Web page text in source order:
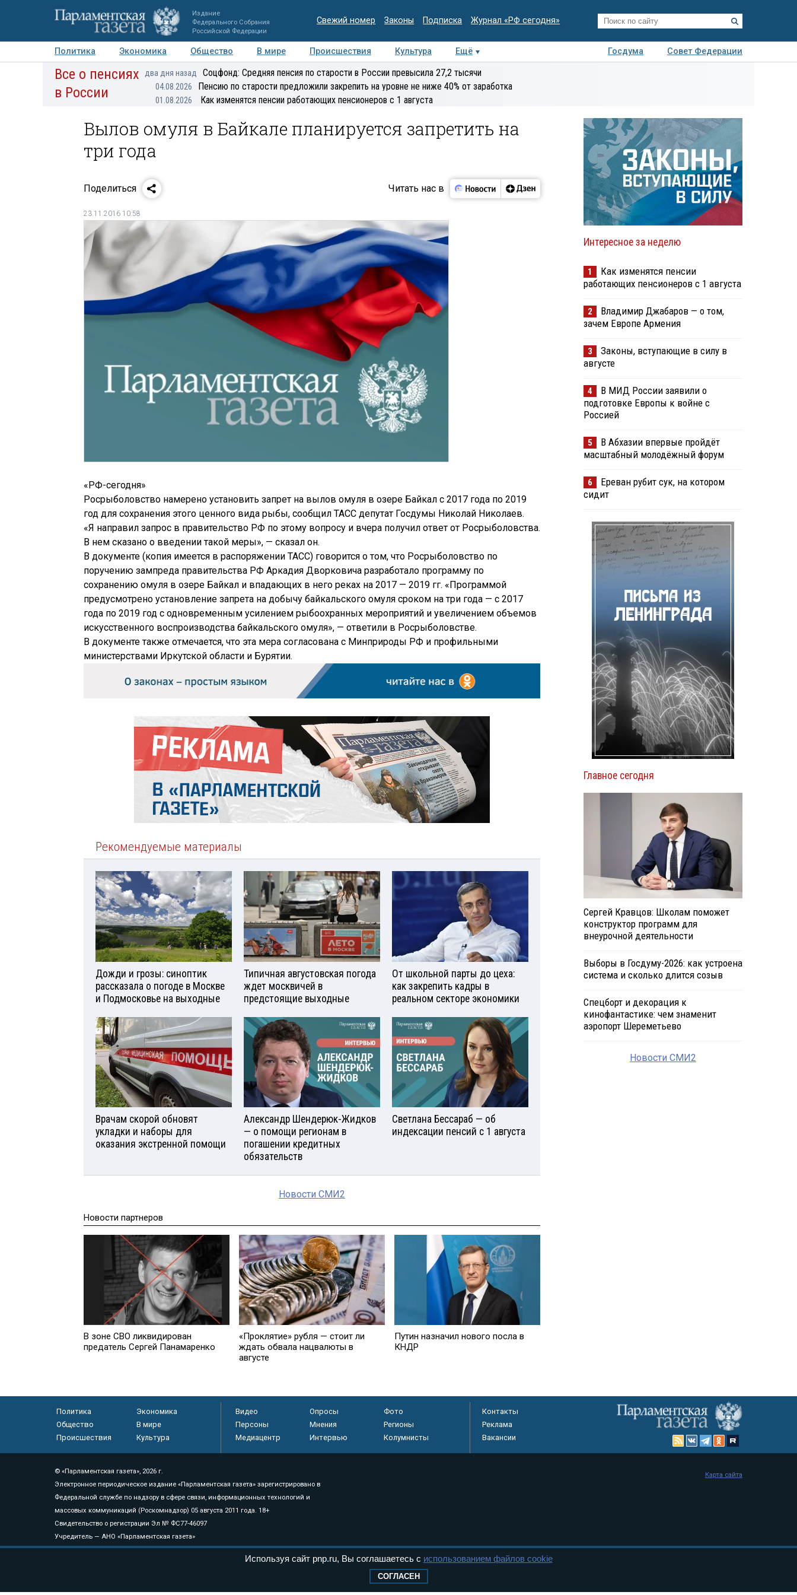
Издание
Федерального Собрания
Российской Федерации
Свежий номер Законы Подписка Журнал «РФ сегодня»
Политика Экономика Общество В мире Происшествия Культура Ещё Госдума
Совет Федерации
Авторы Персоны Мнения Регионы Медиацентр Интервью Колумнисты
Все о пенсиях
в России
два дня назад Соцфонд: Средняя пенсия по старости в России превысила 27,2 тысячи
04.08.2026 Пенсию по старости предложили закрепить на уровне не ниже 40% от заработка
01.08.2026 Как изменятся пенсии работающих пенсионеров с 1 августа
Вылов омуля в Байкале планируется запретить на
три года
Поделиться Читать нас в
23.11.2016 10:58
«РФ-сегодня»
Росрыболовство намерено установить запрет на вылов омуля в озере Байкал с 2017 года по 2019
год для сохранения этого ценного вида рыбы, сообщил ТАСС депутат Госдумы Николай Николаев.
«Я направил запрос в правительство РФ по этому вопросу и вчера получил ответ от Росрыболовства.
В нем сказано о введении такой меры», — сказал он.
В документе (копия имеется в распоряжении ТАСС) говорится о том, что Росрыболовство по
поручению зампреда правительства РФ Аркадия Дворковича разработало программу по
сохранению омуля в озере Байкал и впадающих в него реках на 2017 — 2019 гг. «Программой
предусмотрено установление запрета на добычу байкальского омуля сроком на три года — с 2017
года по 2019 год с одновременным усилением рыбоохранных мероприятий и увеличением объемов
искусственного воспроизводства байкальского омуля», — ответили в Росрыболовстве.
В документе также отмечается, что эта мера согласована с Минприроды РФ и профильными
министерствами Иркутской области и Бурятии.
Рекомендуемые материалы
Дожди и грозы: синоптик
рассказала о погоде в Москве
и Подмосковье на выходные
Типичная августовская погода
ждет москвичей в
предстоящие выходные
От школьной парты до цеха:
как закрепить кадры в
реальном секторе экономики
Врачам скорой обновят
укладки и наборы для
оказания экстренной помощи
Александр Шендерюк-Жидков
— о помощи регионам в
погашении кредитных
обязательств
Светлана Бессараб — об
индексации пенсий с 1 августа
Новости СМИ2
Новости партнеров
В зоне СВО ликвидирован
предатель Сергей Панамаренко
«Проклятие» рубля — стоит ли
ждать обвала нацвалюты в
августе
Путин назначил нового посла в
КНДР
Интересное за неделю
1
Как изменятся пенсии
работающих пенсионеров с 1 августа
2
Владимир Джабаров — о том,
зачем Европе Армения
3
Законы, вступающие в силу в
августе
4
В МИД России заявили о
подготовке Европы к войне с
Россией
5
В Абхазии впервые пройдёт
масштабный молодёжный форум
6
Ереван рубит сук, на котором
сидит
Главное сегодня
Сергей Кравцов: Школам поможет
конструктор программ для
внеурочной деятельности
Выборы в Госдуму-2026: как устроена
система и сколько длится созыв
Спецборт и декорация к
кинофантастике: чем знаменит
аэропорт Шереметьево
Новости СМИ2
Политика
Экономика
Общество
В мире
Происшествия
Культура
Видео Опросы
Фото
Персоны
Мнения
Регионы
Медиацентр
Интервью Колумнисты
Контакты
Реклама
Вакансии
© «Парламентская газета», 2026 г.
Электронное периодическое издание «Парламентская газета» зарегистрировано в
Федеральной службе по надзору в сфере связи, информационных технологий и
массовых коммуникаций (Роскомнадзор) 05 августа 2011 года. 18+
Свидетельство о регистрации Эл № ФС77-46097
Учредитель — АНО «Парламентская газета»
Исполняющий обязанности главного редактора — Абдуллаев М.Р.
«Парламентская газета» - официальное еженедельное издание Федерального Собрания РФ. Издается с 1997 года. Учредители газеты - Государственная Дума и Совет Федерации РФ. Официальный публикатор
Карта сайта
Используя сайт pnp.ru, Вы соглашаетесь с использованием файлов cookie
СОГЛАСЕН